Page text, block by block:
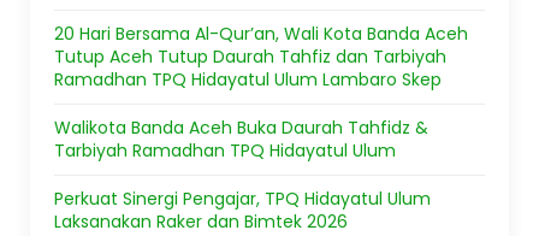
20 Hari Bersama Al-Qur’an, Wali Kota Banda Aceh
Tutup Aceh Tutup Daurah Tahfiz dan Tarbiyah
Ramadhan TPQ Hidayatul Ulum Lambaro Skep
Walikota Banda Aceh Buka Daurah Tahfidz &
Tarbiyah Ramadhan TPQ Hidayatul Ulum
Perkuat Sinergi Pengajar, TPQ Hidayatul Ulum
Laksanakan Raker dan Bimtek 2026